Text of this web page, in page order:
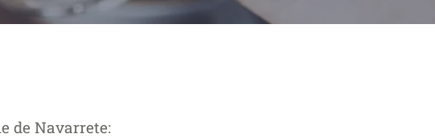
de Navarrete: